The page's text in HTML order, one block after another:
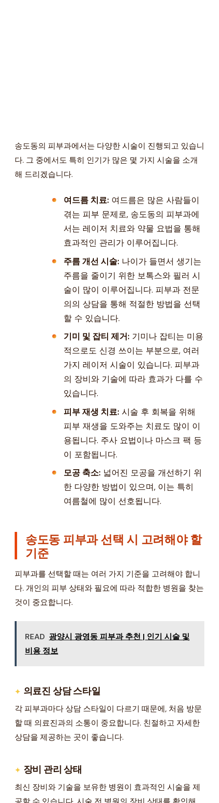
송도동의 피부과에서는 다양한 시술이 진행되고 있습니
다. 그 중에서도 특히 인기가 많은 몇 가지 시술을 소개
해 드리겠습니다.
여드름 치료: 여드름은 많은 사람들이
겪는 피부 문제로, 송도동의 피부과에
서는 레이저 치료와 약물 요법을 통해
효과적인 관리가 이루어집니다.
주름 개선 시술: 나이가 들면서 생기는
주름을 줄이기 위한 보톡스와 필러 시
술이 많이 이루어집니다. 피부과 전문
의의 상담을 통해 적절한 방법을 선택
할 수 있습니다.
기미 및 잡티 제거: 기미나 잡티는 미용
적으로도 신경 쓰이는 부분으로, 여러
가지 레이저 시술이 있습니다. 피부과
의 장비와 기술에 따라 효과가 다를 수
있습니다.
피부 재생 치료: 시술 후 회복을 위해
피부 재생을 도와주는 치료도 많이 이
용됩니다. 주사 요법이나 마스크 팩 등
이 포함됩니다.
모공 축소: 넓어진 모공을 개선하기 위
한 다양한 방법이 있으며, 이는 특히
여름철에 많이 선호됩니다.
송도동 피부과 선택 시 고려해야 할
기준
피부과를 선택할 때는 여러 가지 기준을 고려해야 합니
다. 개인의 피부 상태와 필요에 따라 적합한 병원을 찾는
것이 중요합니다.
READ 광양시 광영동 피부과 추천 | 인기 시술 및
비용 정보
의료진 상담 스타일
각 피부과마다 상담 스타일이 다르기 때문에, 처음 방문
할 때 의료진과의 소통이 중요합니다. 친절하고 자세한
상담을 제공하는 곳이 좋습니다.
장비 관리 상태
최신 장비와 기술을 보유한 병원이 효과적인 시술을 제